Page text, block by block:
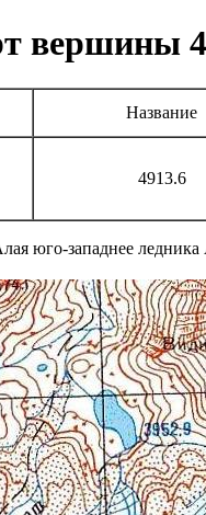
вершины
Название
4913.6
юго-западнее